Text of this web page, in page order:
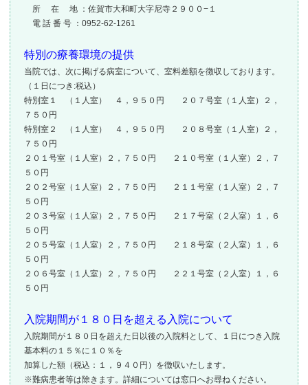
所 在 地 ：佐賀市大和町大字尼寺２９００−１
電 話 番 号 ：0952-62-1261
特別の療養環境の提供
当院では、次に掲げる病室について、室料差額を徴収しております。
（１日につき:税込）
特別室１ （１人室） ４，９５０円 ２０７号室（１人室）２，
７５０円
特別室２ （１人室） ４，９５０円 ２０８号室（１人室）２，
７５０円
２０１号室（１人室）２，７５０円 ２１０号室（１人室）２，７
５０円
２０２号室（１人室）２，７５０円 ２１１号室（１人室）２，７
５０円
２０３号室（１人室）２，７５０円 ２１７号室（２人室）１，６
５０円
２０５号室（１人室）２，７５０円 ２１８号室（２人室）１，６
５０円
２０６号室（１人室）２，７５０円 ２２１号室（２人室）１，６
５０円
入院期間が１８０日を超える入院について
入院期間が１８０日を超えた日以後の入院料として、１日につき入院
基本料の１５％に１０％を
加算した額（税込：１，９４０円）を徴収いたします。
※難病患者等は除きます。詳細については窓口へお尋ねください。